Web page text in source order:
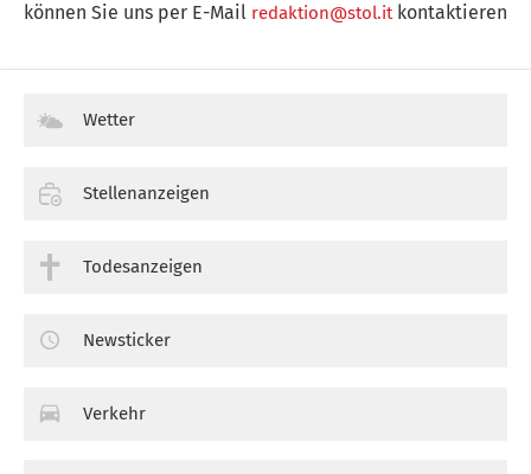
können Sie uns per E-Mail redaktion@stol.itkontaktieren
Wetter
Stellenanzeigen
Todesanzeigen
Newsticker
Verkehr